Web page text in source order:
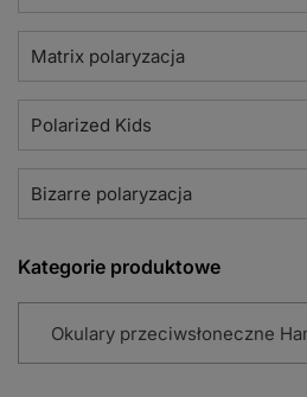
Matrix polaryzacja
Polarized Kids
Bizarre polaryzacja
Kategorie produktowe
Okulary przeciwsłoneczne